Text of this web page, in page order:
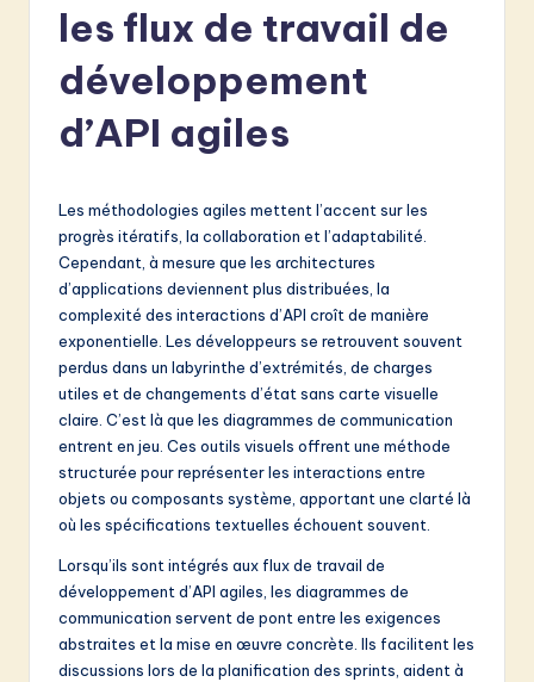
L
in
A
&
S
o
les flux de travail de
développement
d’API agiles
Les méthodologies agiles mettent l’accent sur les
progrès itératifs, la collaboration et l’adaptabilité.
Cependant, à mesure que les architectures
d’applications deviennent plus distribuées, la
complexité des interactions d’API croît de manière
exponentielle. Les développeurs se retrouvent souvent
perdus dans un labyrinthe d’extrémités, de charges
utiles et de changements d’état sans carte visuelle
claire. C’est là que les diagrammes de communication
entrent en jeu. Ces outils visuels offrent une méthode
structurée pour représenter les interactions entre
objets ou composants système, apportant une clarté là
où les spécifications textuelles échouent souvent.
Lorsqu’ils sont intégrés aux flux de travail de
développement d’API agiles, les diagrammes de
communication servent de pont entre les exigences
abstraites et la mise en œuvre concrète. Ils facilitent les
discussions lors de la planification des sprints, aident à